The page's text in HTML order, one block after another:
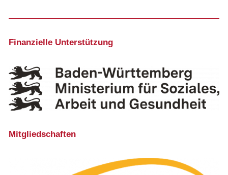
Finanzielle Unterstützung
Mitgliedschaften